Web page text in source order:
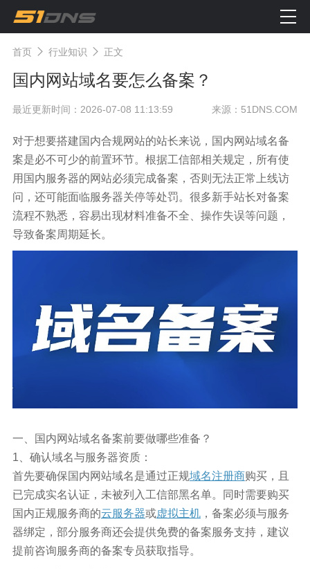
首页 行业知识 正文
国内网站域名要怎么备案？
最近更新时间：2026-07-08 11:13:59 来源：51DNS.COM
对于想要搭建国内合规网站的站长来说，国内网站域名备
案是必不可少的前置环节。根据工信部相关规定，所有使
用国内服务器的网站必须完成备案，否则无法正常上线访
问，还可能面临服务器关停等处罚。很多新手站长对备案
流程不熟悉，容易出现材料准备不全、操作失误等问题，
导致备案周期延长。
一、国内网站域名备案前要做哪些准备？
1、确认域名与服务器资质：
首先要确保国内网站域名是通过正规域名注册商购买，且
已完成实名认证，未被列入工信部黑名单。同时需要购买
国内正规服务商的云服务器或虚拟主机，备案必须与服务
器绑定，部分服务商还会提供免费的备案服务支持，建议
提前咨询服务商的备案专员获取指导。